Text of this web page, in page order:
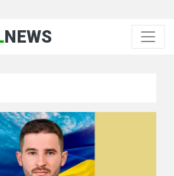
NEWS